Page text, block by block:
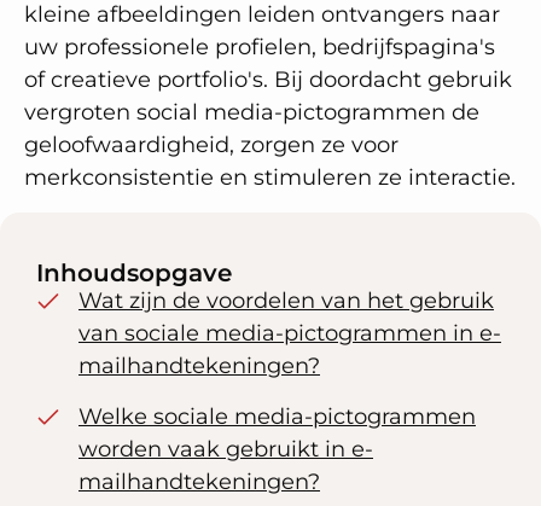
kleine afbeeldingen leiden ontvangers naar
uw professionele profielen, bedrijfspagina's
of creatieve portfolio's. Bij doordacht gebruik
vergroten social media-pictogrammen de
geloofwaardigheid, zorgen ze voor
merkconsistentie en stimuleren ze interactie.
Inhoudsopgave
Wat zijn de voordelen van het gebruik
van sociale media-pictogrammen in e-
mailhandtekeningen?
Welke sociale media-pictogrammen
worden vaak gebruikt in e-
mailhandtekeningen?